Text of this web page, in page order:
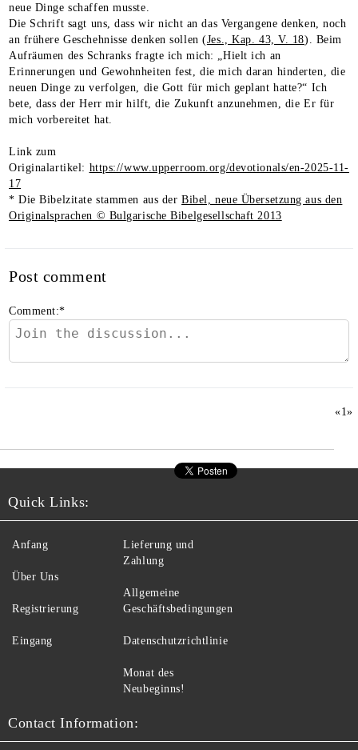
neue Dinge schaffen musste.
Die Schrift sagt uns, dass wir nicht an das Vergangene denken, noch
an frühere Geschehnisse denken sollen (Jes., Kap. 43, V. 18). Beim
Aufräumen des Schranks fragte ich mich: „Hielt ich an
Erinnerungen und Gewohnheiten fest, die mich daran hinderten, die
neuen Dinge zu verfolgen, die Gott für mich geplant hatte?“ Ich
bete, dass der Herr mir hilft, die Zukunft anzunehmen, die Er für
mich vorbereitet hat.
Link zum
Originalartikel: https://www.upperroom.org/devotionals/en-2025-11-
17
* Die Bibelzitate stammen aus derBibel, neue Übersetzung aus den
Originalsprachen © Bulgarische Bibelgesellschaft 2013
Post comment
Comment:*
«1»
Quick Links:
Anfang
Über Uns
Registrierung
Eingang
Lieferung und
Zahlung
Allgemeine
Geschäftsbedingungen
Datenschutzrichtlinie
Monat des
Neubeginns!
Contact Information: